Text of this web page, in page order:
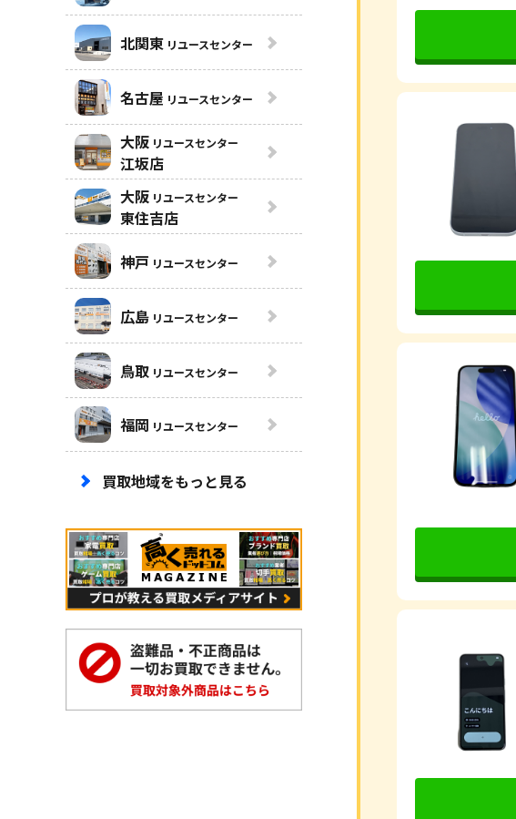
北関東 リユースセンター
名古屋 リユースセンター
大阪 リユースセンター
江坂店
大阪 リユースセンター
東住吉店
神戸 リユースセンター
広島 リユースセンター
鳥取 リユースセンター
福岡 リユースセンター
買取地域をもっと見る